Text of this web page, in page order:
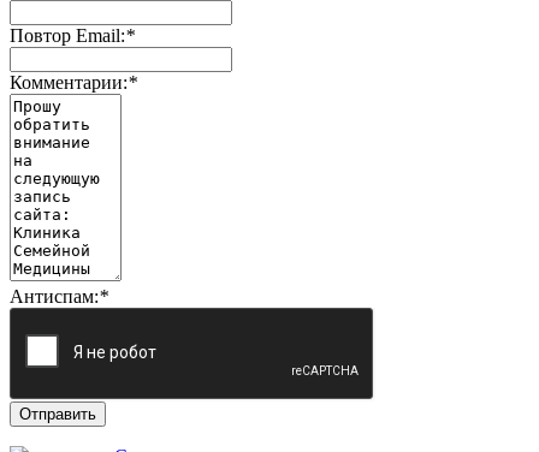
Повтор Email:*
Комментарии:*
Антиспам:*
Отправить